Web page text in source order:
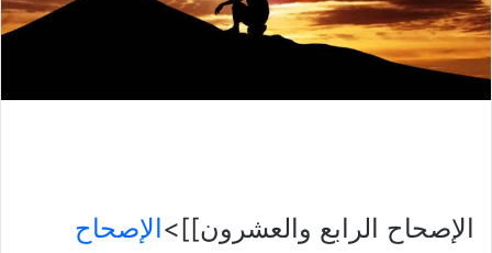
الإصحاح الرابع والعشرون]]>الإصحاح